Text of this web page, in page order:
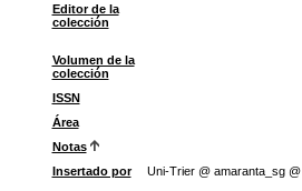
Editor de la
colección
Volumen de la
colección
ISSN
Área
Notas
Insertado por
Uni-Trier @ amaranta_sg @